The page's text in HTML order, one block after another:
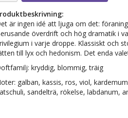
är ingen idé att ljuga om det:
överdrift och hög dramatik i
i varje droppe. Klassiskt och
till lyx och hedonism. Det enda
kryddig, blommig, träig
galban, kassis, ros, viol,
sandelträ, rökelse, labdanum,